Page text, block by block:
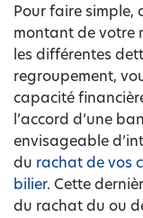
Pour faire simple,
montant de votre
les différentes
regroupement,
capacité
l’accord d’une
envisageable
du rachat de vos
bilier. Cette
du rachat du ou